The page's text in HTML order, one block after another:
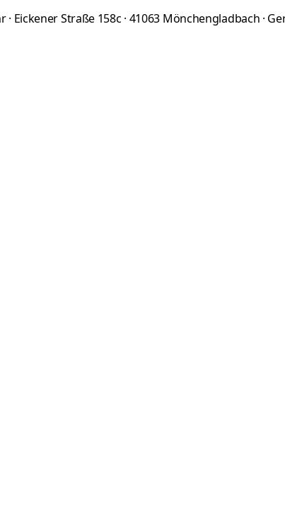
Eickener Straße 158c · 41063 Mönchengladbach ·